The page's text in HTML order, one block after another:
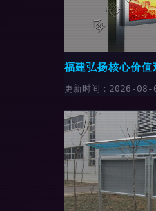
福建弘扬核心价
更新时间：2026-